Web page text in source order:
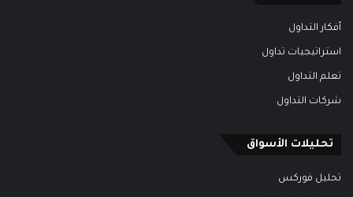
أفكار التداول
استراتيجيات تداول
تعلم التداول
شركات التداول
تحليلات الأسواق
تحليل فوركس